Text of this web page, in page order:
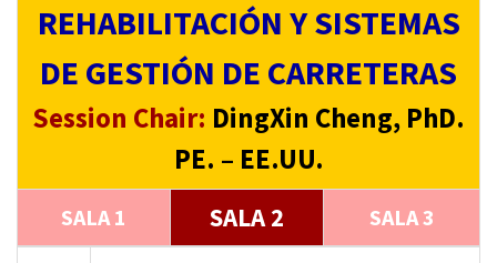
REHABILITACIÓN Y SISTEMAS
DE GESTIÓN DE CARRETERAS
Session Chair: DingXin Cheng, PhD.
PE. – EE.UU.
SALA 1 SALA 2
SALA 3